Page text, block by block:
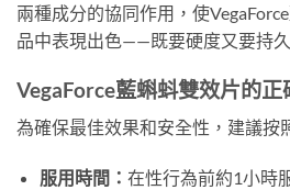
兩種成分的協同作用，使
品中表現出色——既要硬度又要持
VegaForce藍蝌蚪雙效片的正
為確保最佳效果和安全性，建議按
服用時間： 在性行為前約1小時